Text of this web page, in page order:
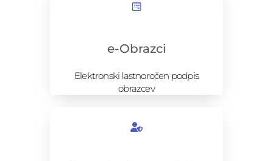
e-Obrazci
Elektronski lastnoročen podpis
obrazcev